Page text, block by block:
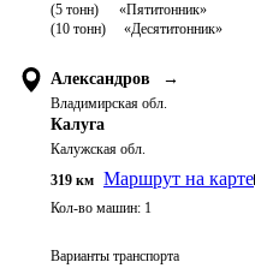
(5 тонн)	   «Пятитонник»
Александров →
Владимирская обл.
Калуга
Калужская обл.
319 км Маршрут на карте
Кол-во машин: 1
Варианты транспорта